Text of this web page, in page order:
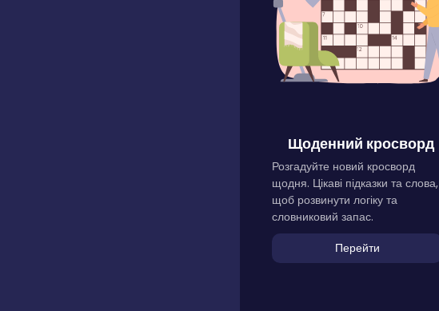
Щоденний кросворд
Розгадуйте новий кросворд
щодня. Цікаві підказки та слова,
щоб розвинути логіку та
словниковий запас.
Перейти